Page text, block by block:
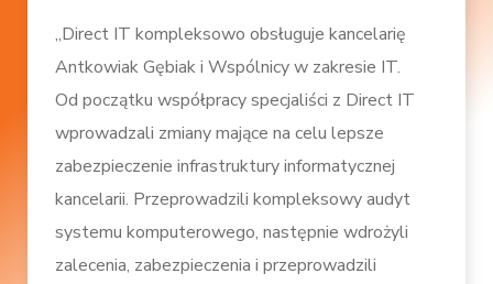
„Direct IT kompleksowo obsługuje kancelarię
Antkowiak Gębiak i Wspólnicy w zakresie IT.
Od początku współpracy specjaliści z Direct IT
wprowadzali zmiany mające na celu lepsze
zabezpieczenie infrastruktury informatycznej
kancelarii. Przeprowadzili kompleksowy audyt
systemu komputerowego, następnie wdrożyli
zalecenia, zabezpieczenia i przeprowadzili